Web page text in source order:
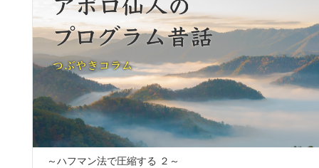
～ハフマン法で圧縮する ２～